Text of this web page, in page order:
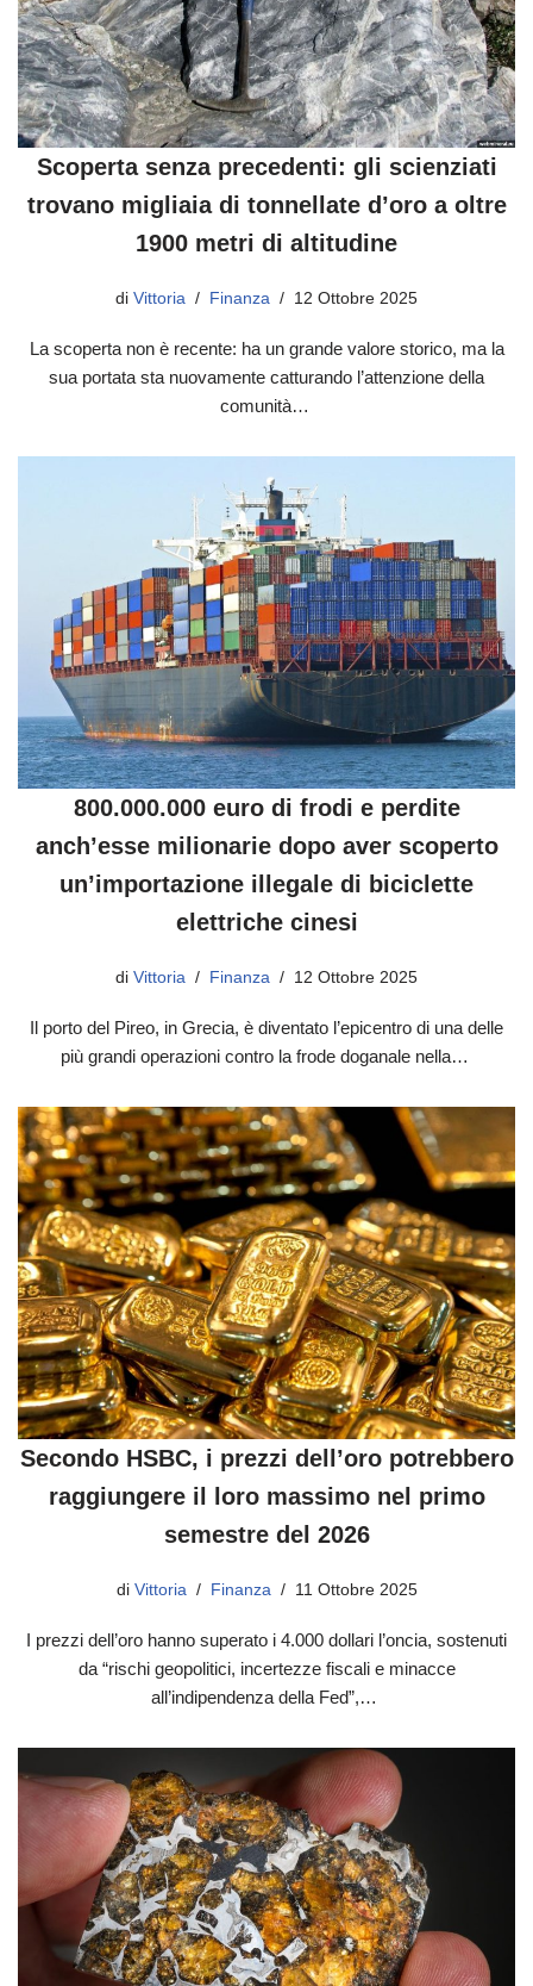
Scoperta senza precedenti: gli scienziati
trovano migliaia di tonnellate d’oro a oltre
1900 metri di altitudine
di Vittoria Finanza 12 Ottobre 2025
La scoperta non è recente: ha un grande valore storico, ma la
sua portata sta nuovamente catturando l’attenzione della
comunità…
800.000.000 euro di frodi e perdite
anch’esse milionarie dopo aver scoperto
un’importazione illegale di biciclette
elettriche cinesi
di Vittoria Finanza 12 Ottobre 2025
Il porto del Pireo, in Grecia, è diventato l’epicentro di una delle
più grandi operazioni contro la frode doganale nella…
Secondo HSBC, i prezzi dell’oro potrebbero
raggiungere il loro massimo nel primo
semestre del 2026
di Vittoria Finanza 11 Ottobre 2025
I prezzi dell’oro hanno superato i 4.000 dollari l’oncia, sostenuti
da “rischi geopolitici, incertezze fiscali e minacce
all’indipendenza della Fed”,…